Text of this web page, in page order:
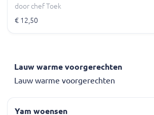
door chef Toek
€ 12,50
Lauw warme voorgerechten
Lauw warme voorgerechten
Yam woensen